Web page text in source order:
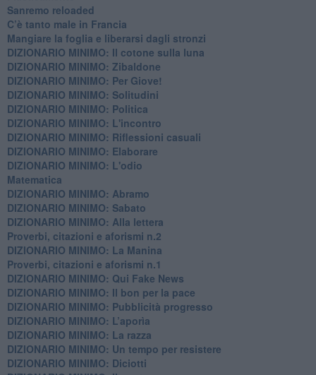
Sanremo reloaded
C’è tanto male in Francia
​Mangiare la foglia e liberarsi dagli stronzi
DIZIONARIO MINIMO: Il cotone sulla luna
DIZIONARIO MINIMO: Zibaldone
DIZIONARIO MINIMO: Per Giove!
DIZIONARIO MINIMO: Solitudini
DIZIONARIO MINIMO: Politica
DIZIONARIO MINIMO: L'incontro
DIZIONARIO MINIMO: Riflessioni casuali
DIZIONARIO MINIMO: Elaborare
DIZIONARIO MINIMO: L'odio
​Matematica
DIZIONARIO MINIMO: Abramo
DIZIONARIO MINIMO: Sabato
​DIZIONARIO MINIMO: Alla lettera
Proverbi, citazioni e aforismi n.2
DIZIONARIO MINIMO: La Manina
​Proverbi, citazioni e aforismi n.1
DIZIONARIO MINIMO: Qui Fake News
DIZIONARIO MINIMO: ​Il bon per la pace
DIZIONARIO MINIMO: Pubblicità progresso
DIZIONARIO MINIMO: L’aporìa
DIZIONARIO MINIMO: La razza
DIZIONARIO MINIMO: Un tempo per resistere
DIZIONARIO MINIMO: Diciotti